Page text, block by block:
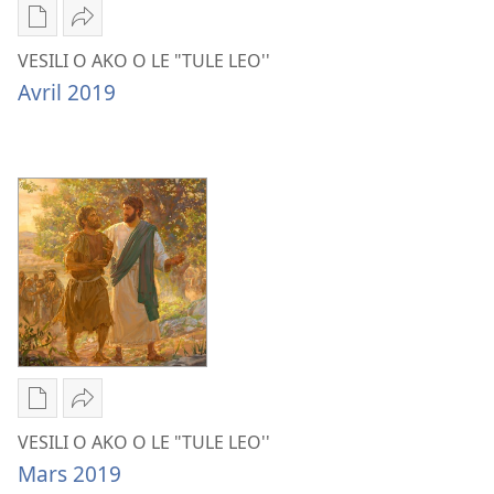
Publication
download
options
VESILI
O
LE
"TULE
LEO''
Avril
2019
Share
VESILI
O
AKO
"TULE
LEO''
Avril
2019
VESILI O AKO O LE "TULE LEO''
Avril 2019
Publication
download
options
Share
VESILI
O
VESILI O AKO O LE "TULE LEO''
Mars 2019